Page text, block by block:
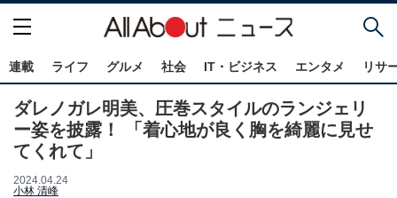
連載 ライフ グルメ 社会 IT・ビジネス エンタメ リサ
ダレノガレ明美、圧巻スタイルのランジェリ
ー姿を披露！ 「着心地が良く胸を綺麗に見せ
てくれて」
2024.04.24
小林 清峰